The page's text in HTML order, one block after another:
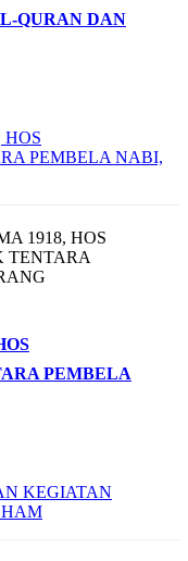
QURAN DAN
PEMBELA